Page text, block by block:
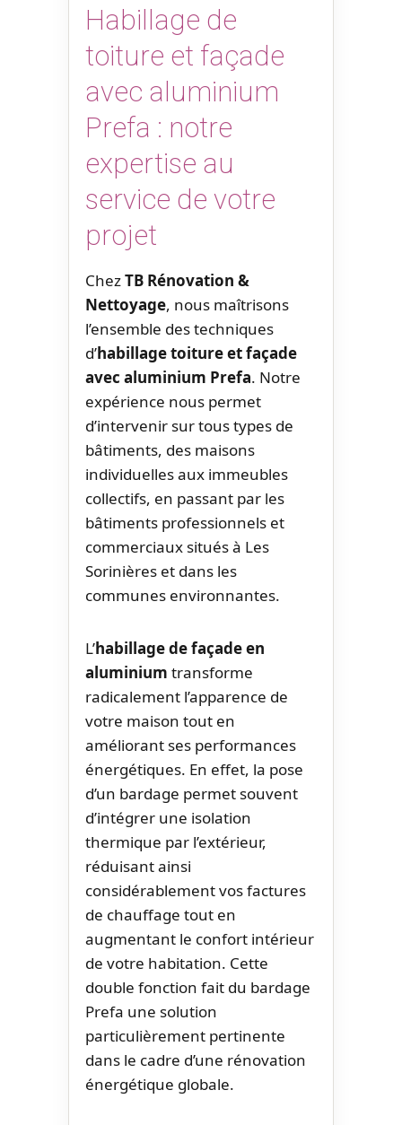
Habillage de
toiture et façade
avec aluminium
Prefa : notre
expertise au
service de votre
projet
ChezTB Rénovation &
Nettoyage, nous maîtrisons
l’ensemble des techniques
d’habillage toiture et façade
avec aluminium Prefa. Notre
expérience nous permet
d’intervenir sur tous types de
bâtiments, des maisons
individuelles aux immeubles
collectifs, en passant par les
bâtiments professionnels et
commerciaux situés à Les
Sorinières et dans les
communes environnantes.
L’habillage de façade en
aluminium transforme
radicalement l’apparence de
votre maison tout en
améliorant ses performances
énergétiques. En effet, la pose
d’un bardage permet souvent
d’intégrer une isolation
thermique par l’extérieur,
réduisant ainsi
considérablement vos factures
de chauffage tout en
augmentant le confort intérieur
de votre habitation. Cette
double fonction fait du bardage
Prefa une solution
particulièrement pertinente
dans le cadre d’une rénovation
énergétique globale.